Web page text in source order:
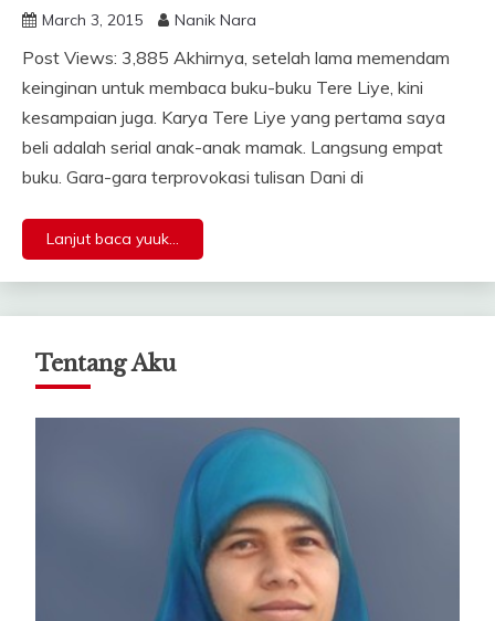
March 3, 2015 Nanik Nara
Post Views: 3,885 Akhirnya, setelah lama memendam
keinginan untuk membaca buku-buku Tere Liye, kini
kesampaian juga. Karya Tere Liye yang pertama saya
beli adalah serial anak-anak mamak. Langsung empat
buku. Gara-gara terprovokasi tulisan Dani di
Lanjut baca yuuk...
Tentang Aku